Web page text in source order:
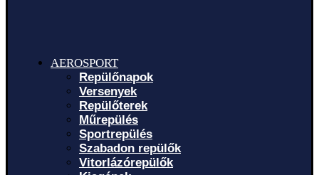
AEROSPORT
Repülőnapok
Versenyek
Repülőterek
Műrepülés
Sportrepülés
Szabadon repülők
Vitorlázórepülők